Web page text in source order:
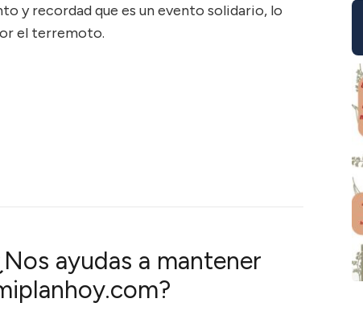
y recordad que es un evento solidario, lo
el terremoto.
ayudas a mantener